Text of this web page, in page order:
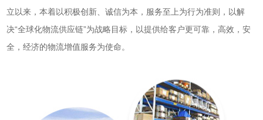
立以来，本着以积极创新、诚信为本，服务至上为行为准则，以解
决“全球化物流供应链”为战略目标，以提供给客户更可靠，高效，安
全，经济的物流增值服务为使命。